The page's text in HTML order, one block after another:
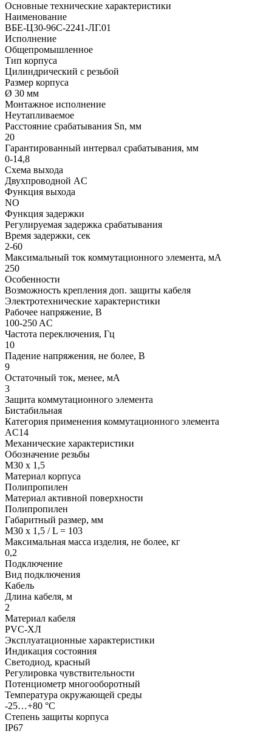
Основные технические характеристики
Наименование
ВБЕ-Ц30-96С-2241-ЛГ.01
Исполнение
Общепромышленное
Тип корпуса
Цилиндрический с резьбой
Размер корпуса
Ø 30 мм
Монтажное исполнение
Неутапливаемое
Расстояние срабатывания Sn, мм
20
Гарантированный интервал срабатывания, мм
0-14,8
Схема выхода
Двухпроводной AC
Функция выхода
NO
Функция задержки
Регулируемая задержка срабатывания
Время задержки, сек
2-60
Максимальный ток коммутационного элемента, мА
250
Особенности
Возможность крепления доп. защиты кабеля
Электротехнические характеристики
Рабочее напряжение, В
100-250 AC
Частота переключения, Гц
10
Падение напряжения, не более, В
9
Остаточный ток, менее, мА
3
Защита коммутационного элемента
Бистабильная
Категория применения коммутационного элемента
АC14
Механические характеристики
Обозначение резьбы
M30 x 1,5
Материал корпуса
Полипропилен
Материал активной поверхности
Полипропилен
Габаритный размер, мм
M30 x 1,5 / L = 103
Максимальная масса изделия, не более, кг
0,2
Подключение
Вид подключения
Кабель
Длина кабеля, м
2
Материал кабеля
PVC-ХЛ
Эксплуатационные характеристики
Индикация состояния
Светодиод, красный
Регулировка чувствительности
Потенциометр многооборотный
Температура окружающей среды
-25…+80 °С
Степень защиты корпуса
IP67